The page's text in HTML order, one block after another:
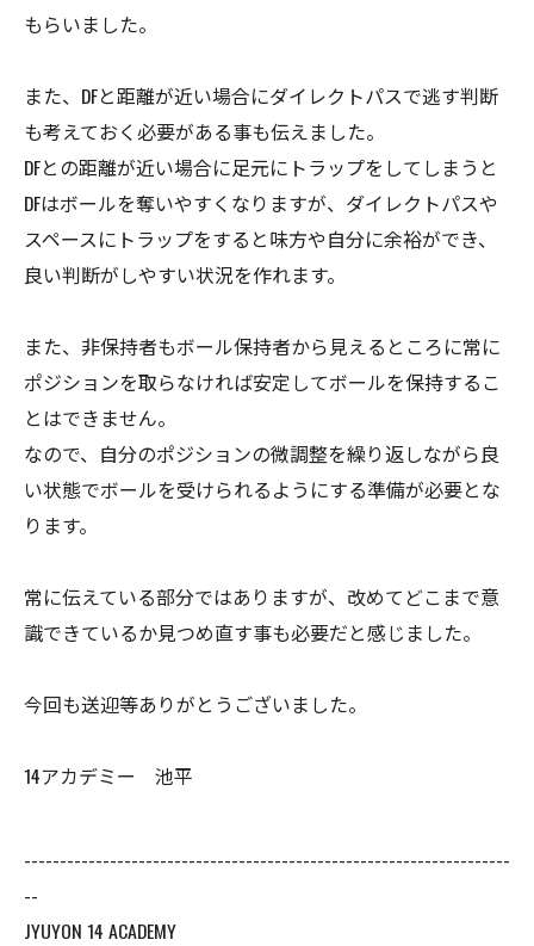
もらいました。
また、DFと距離が近い場合にダイレクトパスで逃す判断
も考えておく必要がある事も伝えました。
DFとの距離が近い場合に足元にトラップをしてしまうと
DFはボールを奪いやすくなりますが、ダイレクトパスや
スペースにトラップをすると味方や自分に余裕ができ、
良い判断がしやすい状況を作れます。
また、非保持者もボール保持者から見えるところに常に
ポジションを取らなければ安定してボールを保持するこ
とはできません。
なので、自分のポジションの微調整を繰り返しながら良
い状態でボールを受けられるようにする準備が必要とな
ります。
常に伝えている部分ではありますが、改めてどこまで意
識できているか見つめ直す事も必要だと感じました。
今回も送迎等ありがとうございました。
14アカデミー 池平
--------------------------------------------------------------------
--
JYUYON 14 ACADEMY